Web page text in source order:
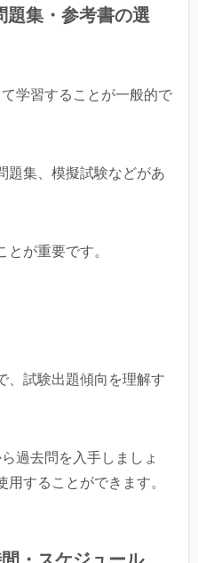
題集・参考書の選
学習することが一般的で
題集、模擬試験などがあ
が重要です。
、試験出題傾向を理解す
過去問を入手しましょ
用することができます。